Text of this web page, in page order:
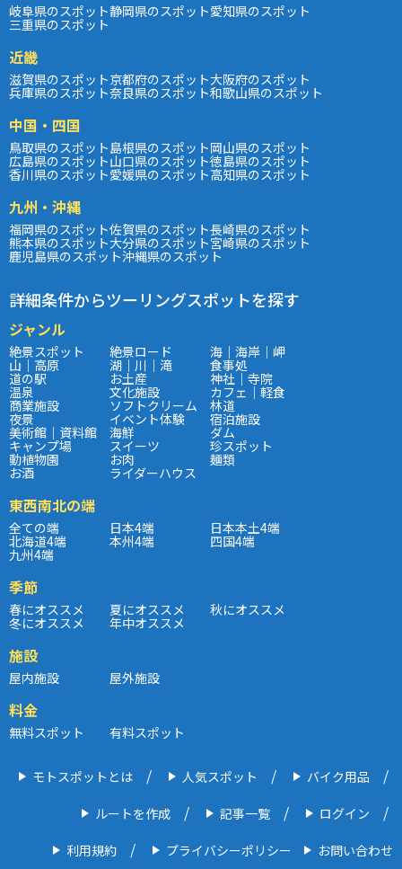
岐阜県のスポット静岡県のスポット愛知県のスポット
三重県のスポット
近畿
滋賀県のスポット京都府のスポット大阪府のスポット
兵庫県のスポット奈良県のスポット和歌山県のスポット
中国・四国
鳥取県のスポット島根県のスポット岡山県のスポット
広島県のスポット山口県のスポット徳島県のスポット
香川県のスポット愛媛県のスポット高知県のスポット
九州・沖縄
福岡県のスポット佐賀県のスポット長崎県のスポット
熊本県のスポット大分県のスポット宮崎県のスポット
鹿児島県のスポット沖縄県のスポット
詳細条件からツーリングスポットを探す
ジャンル
絶景スポット 絶景ロード 海｜海岸｜岬
山｜高原 湖｜川｜滝 食事処
道の駅 お土産 神社｜寺院
温泉 文化施設 カフェ｜軽食
商業施設 ソフトクリーム 林道
夜景 イベント体験 宿泊施設
美術館｜資料館 海鮮 ダム
キャンプ場 スイーツ 珍スポット
動植物園 お肉 麺類
お酒 ライダーハウス
東西南北の端
全ての端 日本4端 日本本土4端
北海道4端 本州4端 四国4端
九州4端
季節
春にオススメ 夏にオススメ 秋にオススメ
冬にオススメ 年中オススメ
施設
屋内施設 屋外施設
料金
無料スポット 有料スポット
モトスポットとは 人気スポット バイク用品
ルートを作成 記事一覧 ログイン
利用規約 プライバシーポリシー お問い合わせ